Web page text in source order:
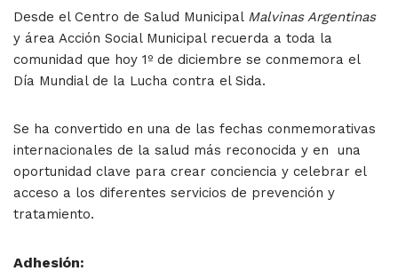
Desde el Centro de Salud Municipal Malvinas Argentinas
y área Acción Social Municipal recuerda a toda la
comunidad que hoy 1º de diciembre se conmemora el
Día Mundial de la Lucha contra el Sida.
Se ha convertido en una de las fechas conmemorativas
internacionales de la salud más reconocida y en una
oportunidad clave para crear conciencia y celebrar el
acceso a los diferentes servicios de prevención y
tratamiento.
Adhesión: